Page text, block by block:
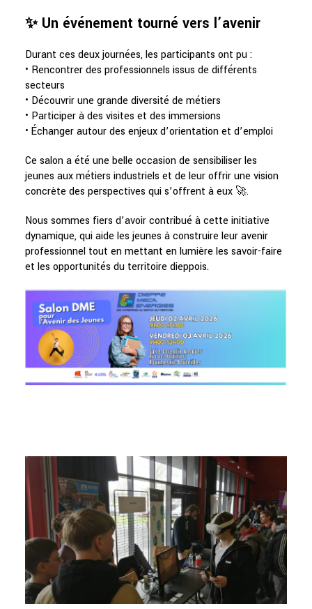
✨ Un événement tourné vers l’avenir
Durant ces deux journées, les participants ont pu :
• Rencontrer des professionnels issus de différents
secteurs
• Découvrir une grande diversité de métiers
• Participer à des visites et des immersions
• Échanger autour des enjeux d’orientation et d’emploi
Ce salon a été une belle occasion de sensibiliser les
jeunes aux métiers industriels et de leur offrir une vision
concrète des perspectives qui s’offrent à eux 🚀.
Nous sommes fiers d’avoir contribué à cette initiative
dynamique, qui aide les jeunes à construire leur avenir
professionnel tout en mettant en lumière les savoir-faire
et les opportunités du territoire dieppois.